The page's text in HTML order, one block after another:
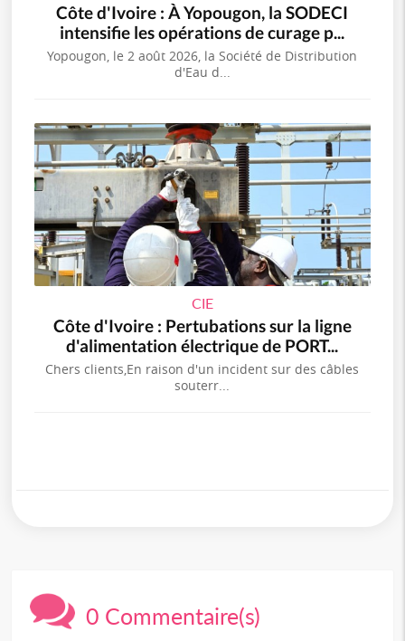
Côte d'Ivoire : À Yopougon, la SODECI
intensifie les opérations de curage p...
Yopougon, le 2 août 2026, la Société de Distribution
d'Eau d...
CIE
Côte d'Ivoire : Pertubations sur la ligne
d'alimentation électrique de PORT...
Chers clients,En raison d'un incident sur des câbles
souterr...
0 Commentaire(s)